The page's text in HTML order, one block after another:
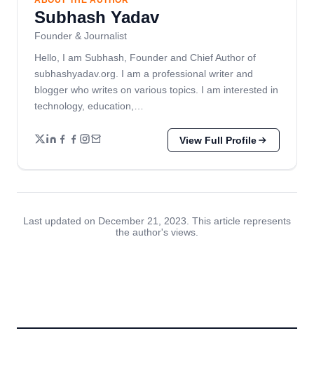
Subhash Yadav
Founder & Journalist
Hello, I am Subhash, Founder and Chief Author of
subhashyadav.org. I am a professional writer and
blogger who writes on various topics. I am interested in
technology, education,…
View Full Profile
Last updated on December 21, 2023. This article represents
the author's views.